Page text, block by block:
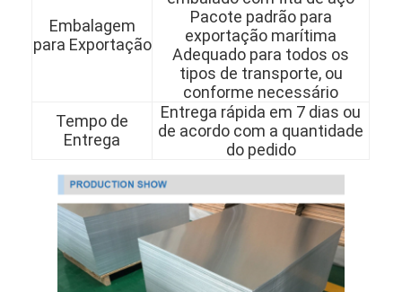
Para casa
Produtos
Vídeos
Embalagem
para Exportação
Pacote padrão para
exportação marítima
Adequado para todos os
tipos de transporte, ou
conforme necessário
Tempo de
Entrega
Entrega rápida em 7 dias ou
de acordo com a quantidade
do pedido